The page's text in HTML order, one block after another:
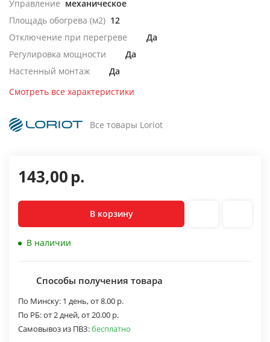
Управление механическое
Площадь обогрева (м2) 12
Отключение при перегреве
Да
Регулировка мощности
Да
Настенный монтаж
Да
Смотреть все характеристики
Все товары Loriot
143,00р.
В корзину
В наличии
Способы получения товара
По Минску: 1 день,от 8.00 р.
По РБ:от 2 дней,от 20.00 р.
Самовывоз из ПВЗ:бесплатно